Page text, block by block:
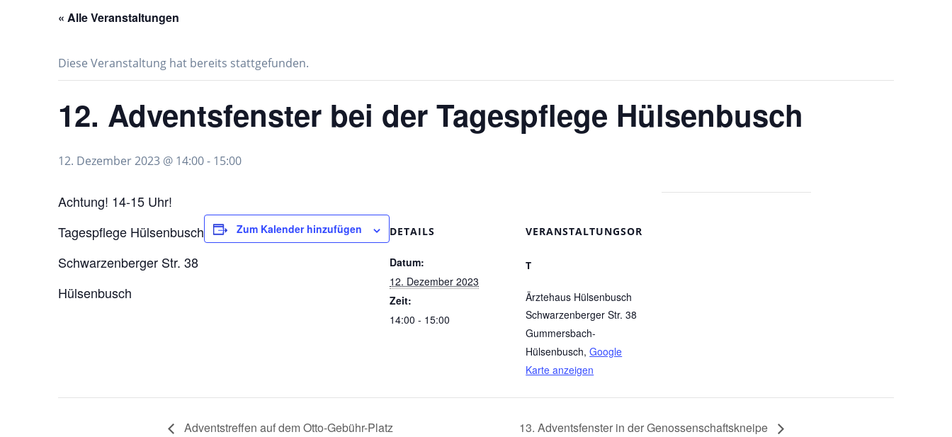
« Alle Veranstaltungen
Diese Veranstaltung hat bereits stattgefunden.
12. Adventsfenster bei der Tagespflege Hülsenbusch
12. Dezember 2023 @ 14:00- 15:00
Achtung! 14-15 Uhr!
Tagespflege Hülsenbusch
Schwarzenberger Str. 38
Hülsenbusch
Zum Kalender hinzufügen DETAILS
Datum:
12. Dezember 2023
Zeit:
14:00 - 15:00
VERANSTALTUNGSOR
T
Ärztehaus Hülsenbusch
Schwarzenberger Str. 38
Gummersbach-
Hülsenbusch, Google
Karte anzeigen
Adventstreffen auf dem Otto-Gebühr-Platz 13. Adventsfenster in der Genossenschaftskneipe